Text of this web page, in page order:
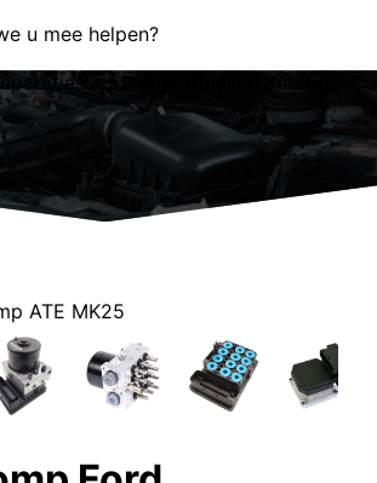
u mee helpen?
Reparatieformulier Foutcodes
ATE MK25